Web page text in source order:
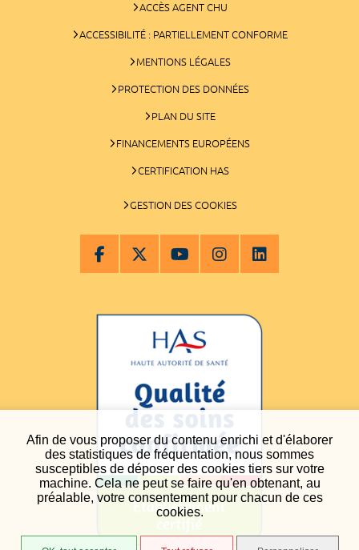
Afin de vous proposer du contenu enrichi et d'élaborer
des statistiques de fréquentation, nous sommes
susceptibles de déposer des cookies tiers sur votre
machine. Cela ne peut se faire qu'en obtenant, au
préalable, votre consentement pour chacun de ces
cookies.
ACCÈS AGENT CHU
ACCESSIBILITÉ : PARTIELLEMENT CONFORME
MENTIONS LÉGALES
PROTECTION DES DONNÉES
PLAN DU SITE
FINANCEMENTS EUROPÉENS
CERTIFICATION HAS
GESTION DES COOKIES